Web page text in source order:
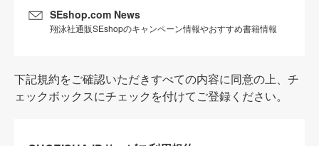
SEshop.com News
翔泳社通販SEshopのキャンペーン情報やおすすめ書籍情報
下記規約をご確認いただきすべての内容に同意の上、チ
ェックボックスにチェックを付けてご登録ください。